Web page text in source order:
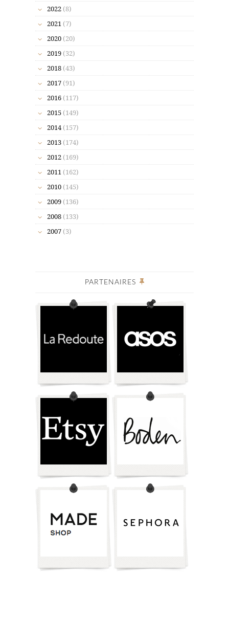
2022 (8)
2021 (7)
2020 (20)
2019 (32)
2018 (43)
2017 (91)
2016 (117)
2015 (149)
2014 (157)
2013 (174)
2012 (169)
2011 (162)
2010 (145)
2009 (136)
2008 (133)
2007 (3)
PARTENAIRES